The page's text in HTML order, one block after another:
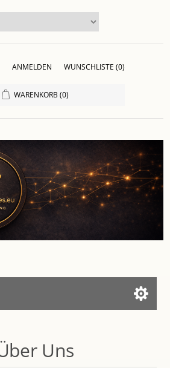
ANMELDEN WUNSCHLISTE (0)
WARENKORB (0)
sprechenUns